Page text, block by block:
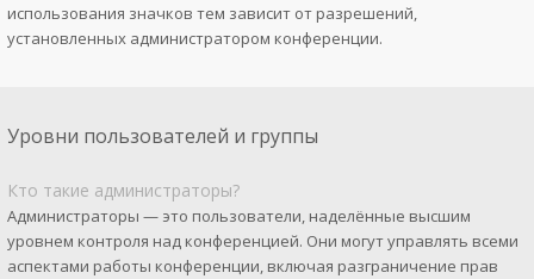
использования значков тем зависит от разрешений,
установленных администратором конференции.
Уровни пользователей и группы
Кто такие администраторы?
Администраторы — это пользователи, наделённые высшим
уровнем контроля над конференцией. Они могут управлять всеми
аспектами работы конференции, включая разграничение прав